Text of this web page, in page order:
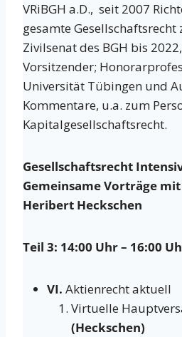
VRiBGH a.D., seit 2007
gesamte Gesellschaftsrecht
Zivilsenat des BGH bis
Vorsitzender;
Universität Tübingen und
Kommentare, u.a. zum
Kapitalgesellschaftsrecht.
Gesellschaftsrecht
Gemeinsame Vorträge
Heribert Heckschen
Teil 3: 14:00 Uhr – 16:00
VI. Aktienrecht aktuell
Virtuelle
(Heckschen)